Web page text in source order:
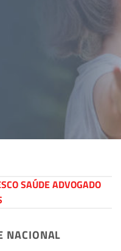
SAÚDE ADVOGADO
NACIONAL